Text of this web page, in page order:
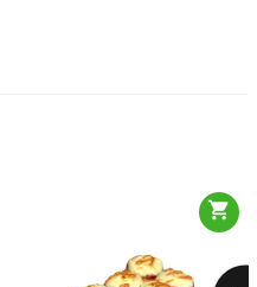
shopping_cart